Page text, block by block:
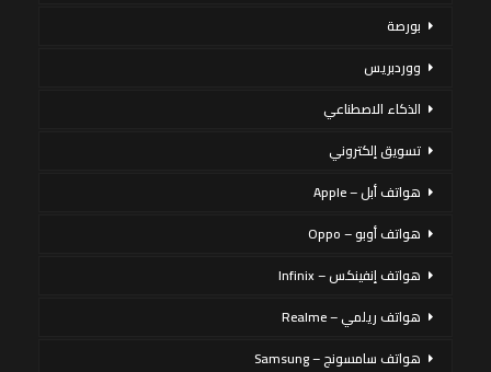
بورصة
ووردبريس
الذكاء الاصطناعي
تسويق إلكتروني
هواتف أبل – Apple
هواتف أوبو – Oppo
هواتف إنفينكس – Infinix
هواتف ريلمي – Realme
هواتف سامسونج – Samsung